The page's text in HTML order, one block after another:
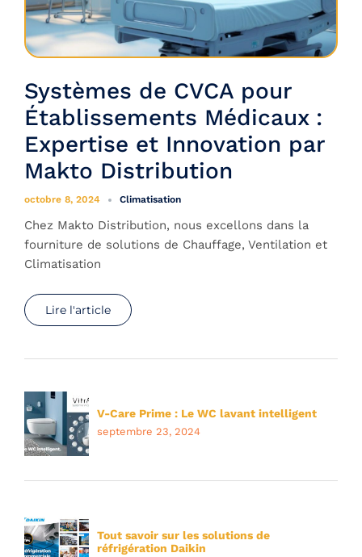
Systèmes de CVCA pour
Établissements Médicaux :
Expertise et Innovation par
Makto Distribution
octobre 8, 2024 Climatisation
Chez Makto Distribution, nous excellons dans la
fourniture de solutions de Chauffage, Ventilation et
Climatisation
Lire l'article
V-Care Prime : Le WC lavant intelligent
septembre 23, 2024
Tout savoir sur les solutions de
réfrigération Daikin